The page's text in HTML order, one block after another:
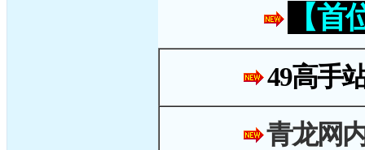
【
49高手
青龙网